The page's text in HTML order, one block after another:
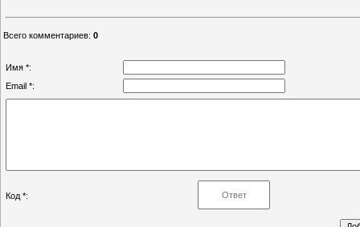
Всего комментариев: 0
Имя *:
Email *:
Код *: